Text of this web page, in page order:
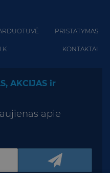
PRISTATYMAS
KONTAKTAI
AKCIJAS ir
apie